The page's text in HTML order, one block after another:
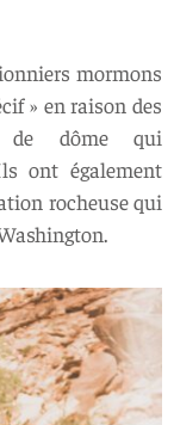
mormons
» en raison des
de dôme qui
ont également
rocheuse qui